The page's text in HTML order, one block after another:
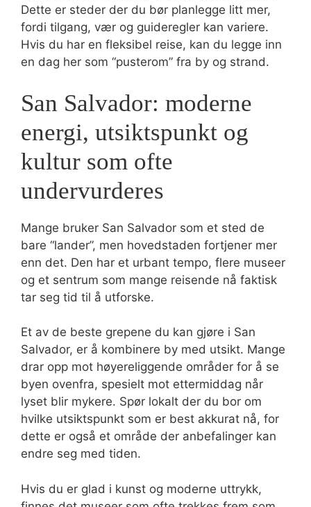
Dette er steder der du bør planlegge litt mer,
fordi tilgang, vær og guideregler kan variere.
Hvis du har en fleksibel reise, kan du legge inn
en dag her som “pusterom” fra by og strand.
San Salvador: moderne
energi, utsiktspunkt og
kultur som ofte
undervurderes
Mange bruker San Salvador som et sted de
bare “lander”, men hovedstaden fortjener mer
enn det. Den har et urbant tempo, flere museer
og et sentrum som mange reisende nå faktisk
tar seg tid til å utforske.
Et av de beste grepene du kan gjøre i San
Salvador, er å kombinere by med utsikt. Mange
drar opp mot høyereliggende områder for å se
byen ovenfra, spesielt mot ettermiddag når
lyset blir mykere. Spør lokalt der du bor om
hvilke utsiktspunkt som er best akkurat nå, for
dette er også et område der anbefalinger kan
endre seg med tiden.
Hvis du er glad i kunst og moderne uttrykk,